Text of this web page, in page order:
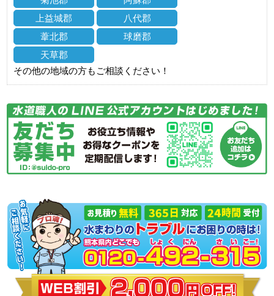
上益城郡
八代郡
葦北郡
球磨郡
天草郡
その他の地域の方もご相談ください！